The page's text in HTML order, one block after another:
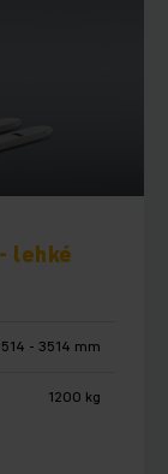
lehké
- 3514 mm
1200 kg